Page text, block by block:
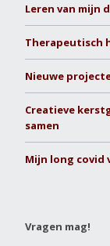
Leren van mijn
Therapeutisch
Nieuwe
Creatieve
samen
Mijn long covid
Vragen mag!